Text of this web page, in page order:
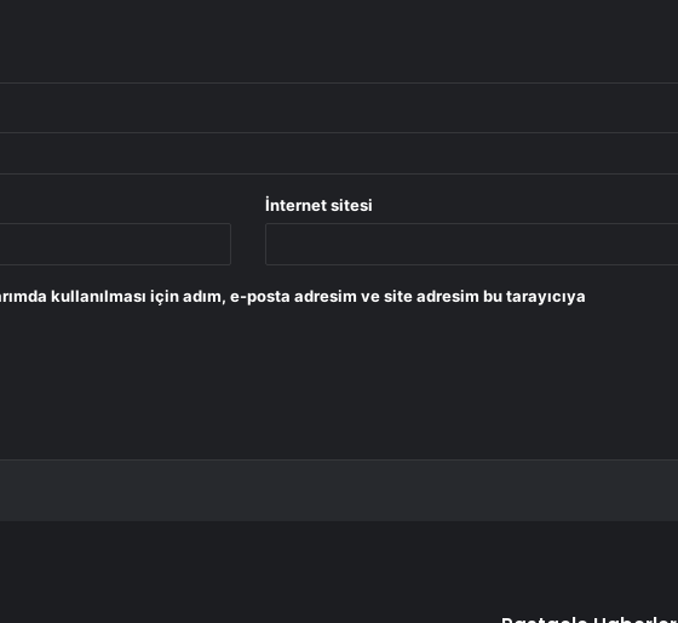
İnternet sitesi
kullanılması için adım, e-posta adresim ve site adresim bu tarayıcıya